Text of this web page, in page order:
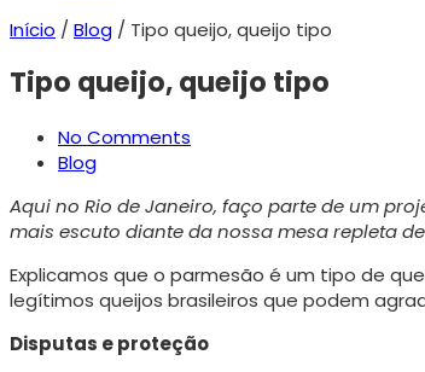
Início /Blog / Tipo queijo, queijo tipo
Tipo queijo, queijo tipo
No Comments
Blog
Aqui no Rio de Janeiro, faço parte de um
mais escuto diante da nossa mesa repleta
Explicamos que o parmesão é um tipo de
legítimos queijos brasileiros que podem
Disputas e proteção